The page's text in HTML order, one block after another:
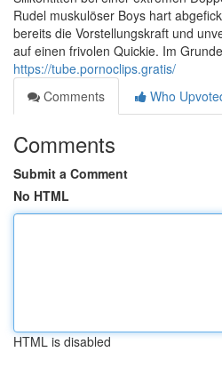
Rudel muskulöser Boys hart
bereits die Vorstellungskraft und
auf einen frivolen Quickie. Im
https://tube.pornoclips.gratis/
Comments
Who
Comments
Submit a Comment
No HTML
HTML is disabled